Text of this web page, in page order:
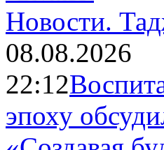
Новости.
08.08.2026
22:12
эпоху